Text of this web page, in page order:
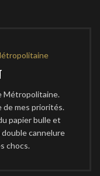
Métropolitaine.
de mes priorités.
papier bulle et
cannelure
chocs.